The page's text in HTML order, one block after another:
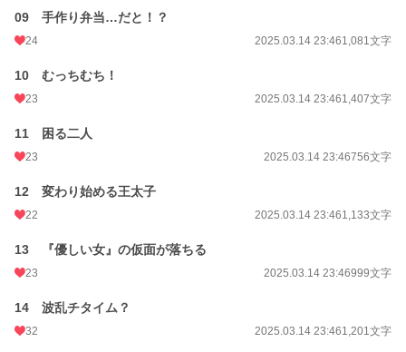
初回公開日時
週間ポイント
月間ポイント 322 pt (42,476 位)
年間ポイント
累計ポイント 33,242 pt (55,292 位)
09 手作り弁当…だと！？
24 2025.03.14 23:461,081文字
10 むっちむち！
23 2025.03.14 23:461,407文字
11 困る二人
23 2025.03.14 23:46756文字
12 変わり始める王太子
22 2025.03.14 23:461,133文字
13 『優しい女』の仮面が落ちる
23 2025.03.14 23:46999文字
14 波乱チタイム？
32 2025.03.14 23:461,201文字